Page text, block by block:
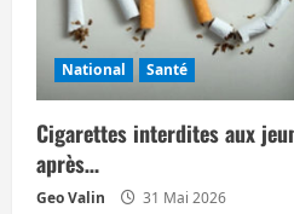
e National Santé
Cigarettes interdites aux
après…
Geo Valin 31 Mai 2026